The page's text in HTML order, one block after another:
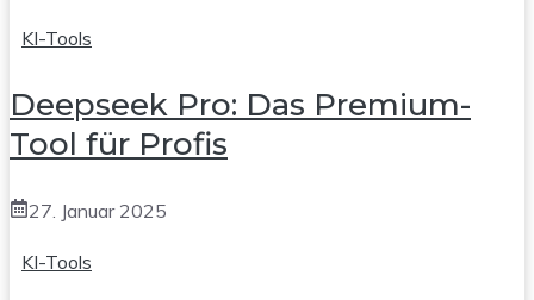
KI-Tools
Deepseek Pro: Das Premium-
Tool für Profis
27. Januar 2025
KI-Tools